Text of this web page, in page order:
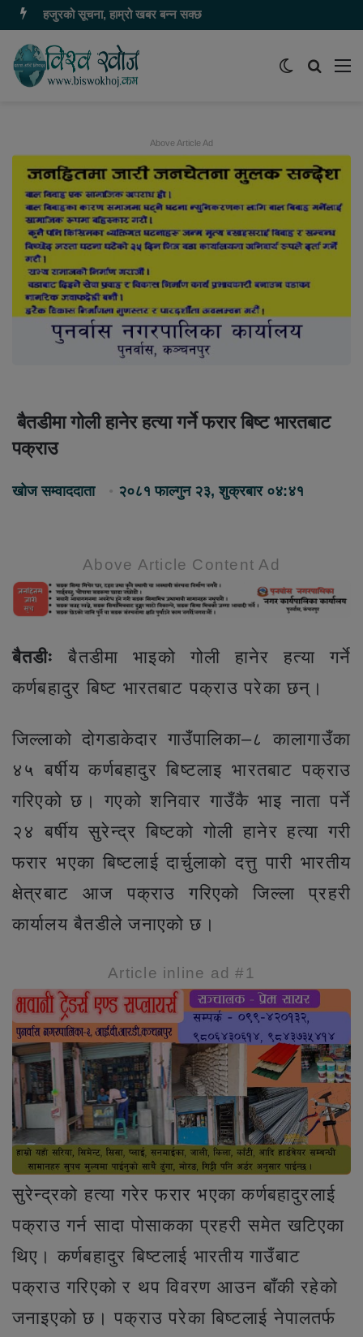
हजुरको सूचना, हाम्रो खबर बन्न सक्छ
समाचार
Switch
Above Article Ad
बैतडीमा गोली हानेर हत्या गर्ने फरार बिष्ट भारतबाट
पक्राउ
खोज सम्वाददाता २०८१ फाल्गुन २३, शुक्रबार ०४:४१
Above Article Content Ad
बैतडीःबैतडीमा भाइको गोली हानेर हत्या गर्ने
कर्णबहादुर बिष्ट भारतबाट पक्राउ परेका छन्।
जिल्लाको दोगडाकेदार गाउँपालिका–८ कालागाउँका
४५ बर्षीय कर्णबहादुर बिष्टलाइ भारतबाट पक्राउ
गरिएको छ। गएको शनिवार गाउँकै भाइ नाता पर्ने
२४ बर्षीय सुरेन्द्र बिष्टको गोली हानेर हत्या गरी
फरार भएका बिष्टलाई दार्चुलाको दत्तु पारी भारतीय
क्षेत्रबाट आज पक्राउ गरिएको जिल्ला प्रहरी
कार्यालय बैतडीले जनाएको छ।
Article inline ad #1
सुरेन्द्रको हत्या गरेर फरार भएका कर्णबहादुरलाई
पक्राउ गर्न सादा पोसाकका प्रहरी समेत खटिएका
थिए। कर्णबहादुर बिष्टलाई भारतीय गाउँबाट
पक्राउ गरिएको र थप विवरण आउन बाँकी रहेको
जनाइएको छ। पक्राउ परेका बिष्टलाई नेपालतर्फ